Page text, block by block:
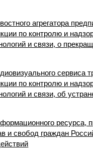
агрегатора
по контролю и
и связи, о
сервиса
по контролю и
и связи, об
ресурса,
и свобод граждан